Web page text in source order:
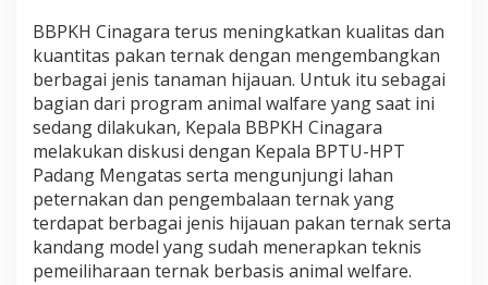
BBPKH Cinagara terus meningkatkan kualitas dan
kuantitas pakan ternak dengan mengembangkan
berbagai jenis tanaman hijauan. Untuk itu sebagai
bagian dari program animal walfare yang saat ini
sedang dilakukan, Kepala BBPKH Cinagara
melakukan diskusi dengan Kepala BPTU-HPT
Padang Mengatas serta mengunjungi lahan
peternakan dan pengembalaan ternak yang
terdapat berbagai jenis hijauan pakan ternak serta
kandang model yang sudah menerapkan teknis
pemeiliharaan ternak berbasis animal welfare.